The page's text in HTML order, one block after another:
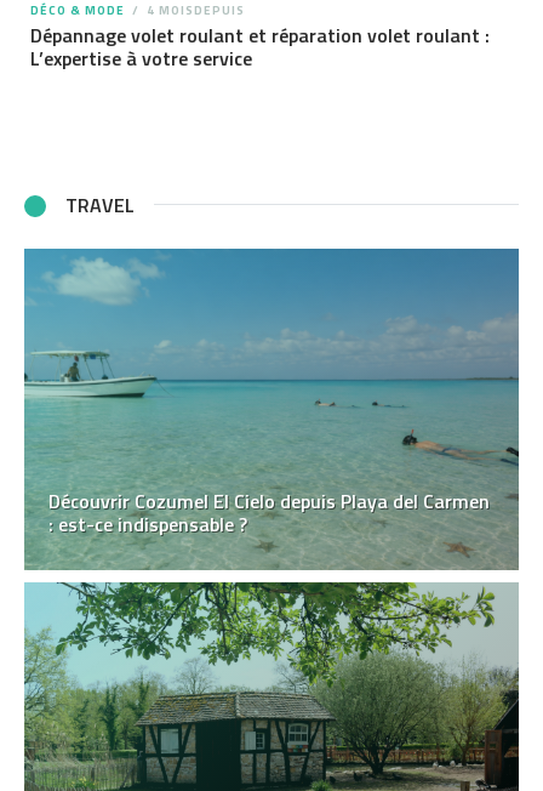
DÉCO & MODE 4 MOISDEPUIS
Dépannage volet roulant et réparation volet roulant :
L’expertise à votre service
TRAVEL
Découvrir Cozumel El Cielo depuis Playa del Carmen
: est-ce indispensable ?